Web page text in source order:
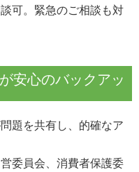
可。緊急のご相談も対
安心のバックアッ
題を共有し、的確なア
委員会、消費者保護委